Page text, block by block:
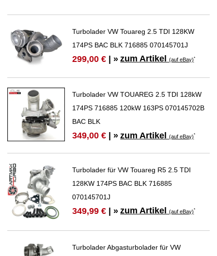
Turbolader VW Touareg 2.5 TDI 128KW
174PS BAC BLK 716885 070145701J
299,00 € | » zum Artikel(auf eBay)*
Turbolader VW TOUAREG 2.5 TDI 128kW
174PS 716885 120kW 163PS 070145702B
BAC BLK
349,00 € | » zum Artikel(auf eBay)*
Turbolader für VW Touareg R5 2.5 TDI
128KW 174PS BAC BLK 716885
070145701J
349,99 € | » zum Artikel(auf eBay)*
Turbolader Abgasturbolader für VW